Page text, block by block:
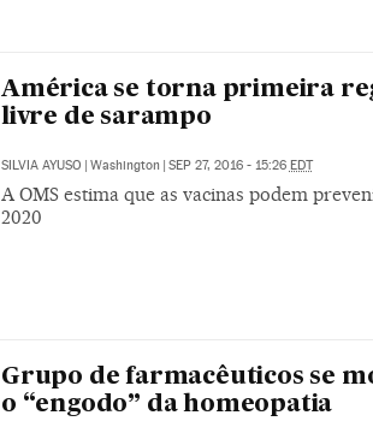
América se torna primeira
livre de sarampo
SILVIA AYUSO | Washington | SEP 27, 2016 - 15:26 EDT
A OMS estima que as vacinas podem
2020
Grupo de farmacêuticos se
o “engodo” da homeopatia